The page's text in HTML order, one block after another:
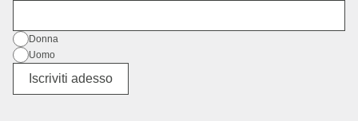
Genere
Donna
Uomo
Iscriviti adesso